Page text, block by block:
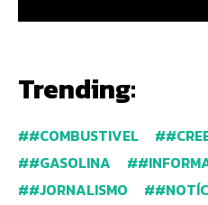
Trending:
#COMBUSTIVEL
#GASOLINA
#JORNALISMO